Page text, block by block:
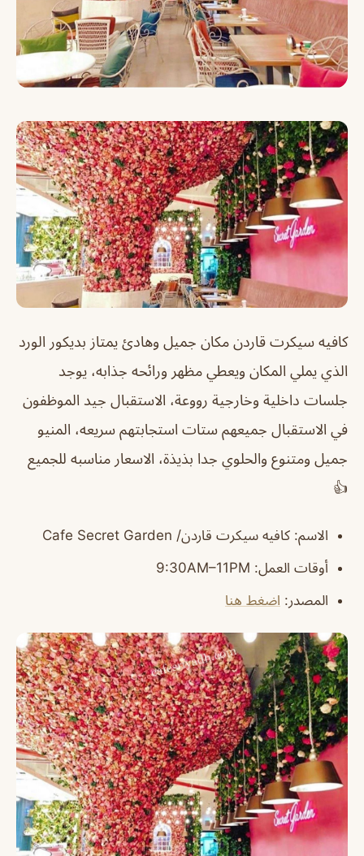
كافيه سيكرت قاردن مكان جميل وهادئ يمتاز بديكور الورد
الذي يملي المكان ويعطي مظهر ورائحه جذابه، يوجد
جلسات داخلية وخارجية رووعة، الاستقبال جيد الموظفون
في الاستقبال جميعهم ستات استجابتهم سريعه، المنيو
جميل ومتنوع والحلوي جدا بذيذة، الاسعار مناسبه للجميع
👍
الاسم: كافيه سيكرت قاردن/ Cafe Secret Garden
أوقات العمل: 9:30AM–11PM
المصدر : اضغط هنا